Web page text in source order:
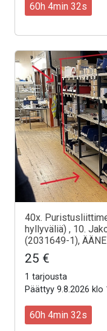
60h 4min 30s
40x.
hyllyväliä) , 10.
(2031649-1),
25 €
1 tarjousta
Päättyy 9.8.2026 klo
60h 4min 30s